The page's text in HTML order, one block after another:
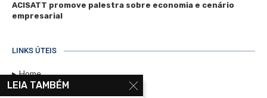
ACISATT promove palestra sobre economia e cenário
empresarial
LINKS ÚTEIS
Home
Assinar
LEIA TAMBÉM